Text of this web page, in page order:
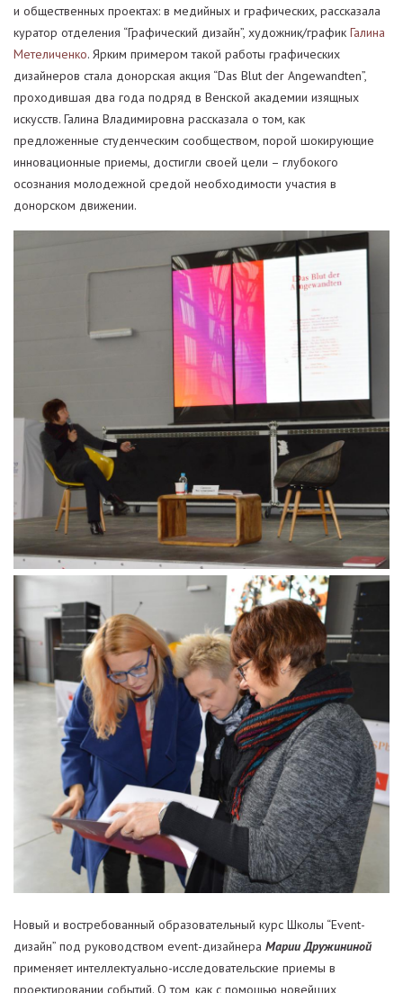
и общественных проектах: в медийных и графических, рассказала
куратор отделения “Графический дизайн”, художник/график Галина
Метеличенко. Ярким примером такой работы графических
дизайнеров стала донорская акция “Das Blut der Angewandten”,
проходившая два года подряд в Венской академии изящных
искусств. Галина Владимировна рассказала о том, как
предложенные студенческим сообществом, порой шокирующие
инновационные приемы, достигли своей цели – глубокого
осознания молодежной средой необходимости участия в
донорском движении.
Новый и востребованный образовательный курс Школы “Event-
дизайн” под руководством event-дизайнера Марии Дружининой
применяет интеллектуально-исследовательские приемы в
проектировании событий. О том, как с помощью новейших